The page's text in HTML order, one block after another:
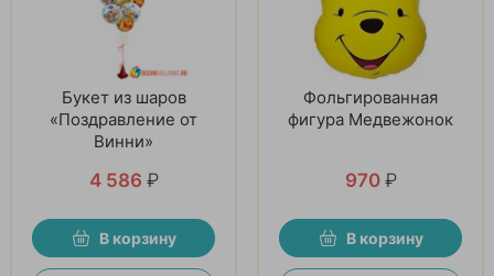
Букет из шаров
«Поздравление от
Винни»
4 586 ₽
В корзину
Фольгированная
фигура Медвежонок
970 ₽
В корзину